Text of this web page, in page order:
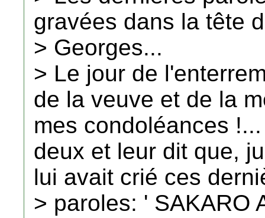
gravées dans la tête
> Georges...
> Le jour de
de la veuve et de la
mes condoléances
deux et leur dit que,
lui avait crié ces
> paroles: ' SAKARO